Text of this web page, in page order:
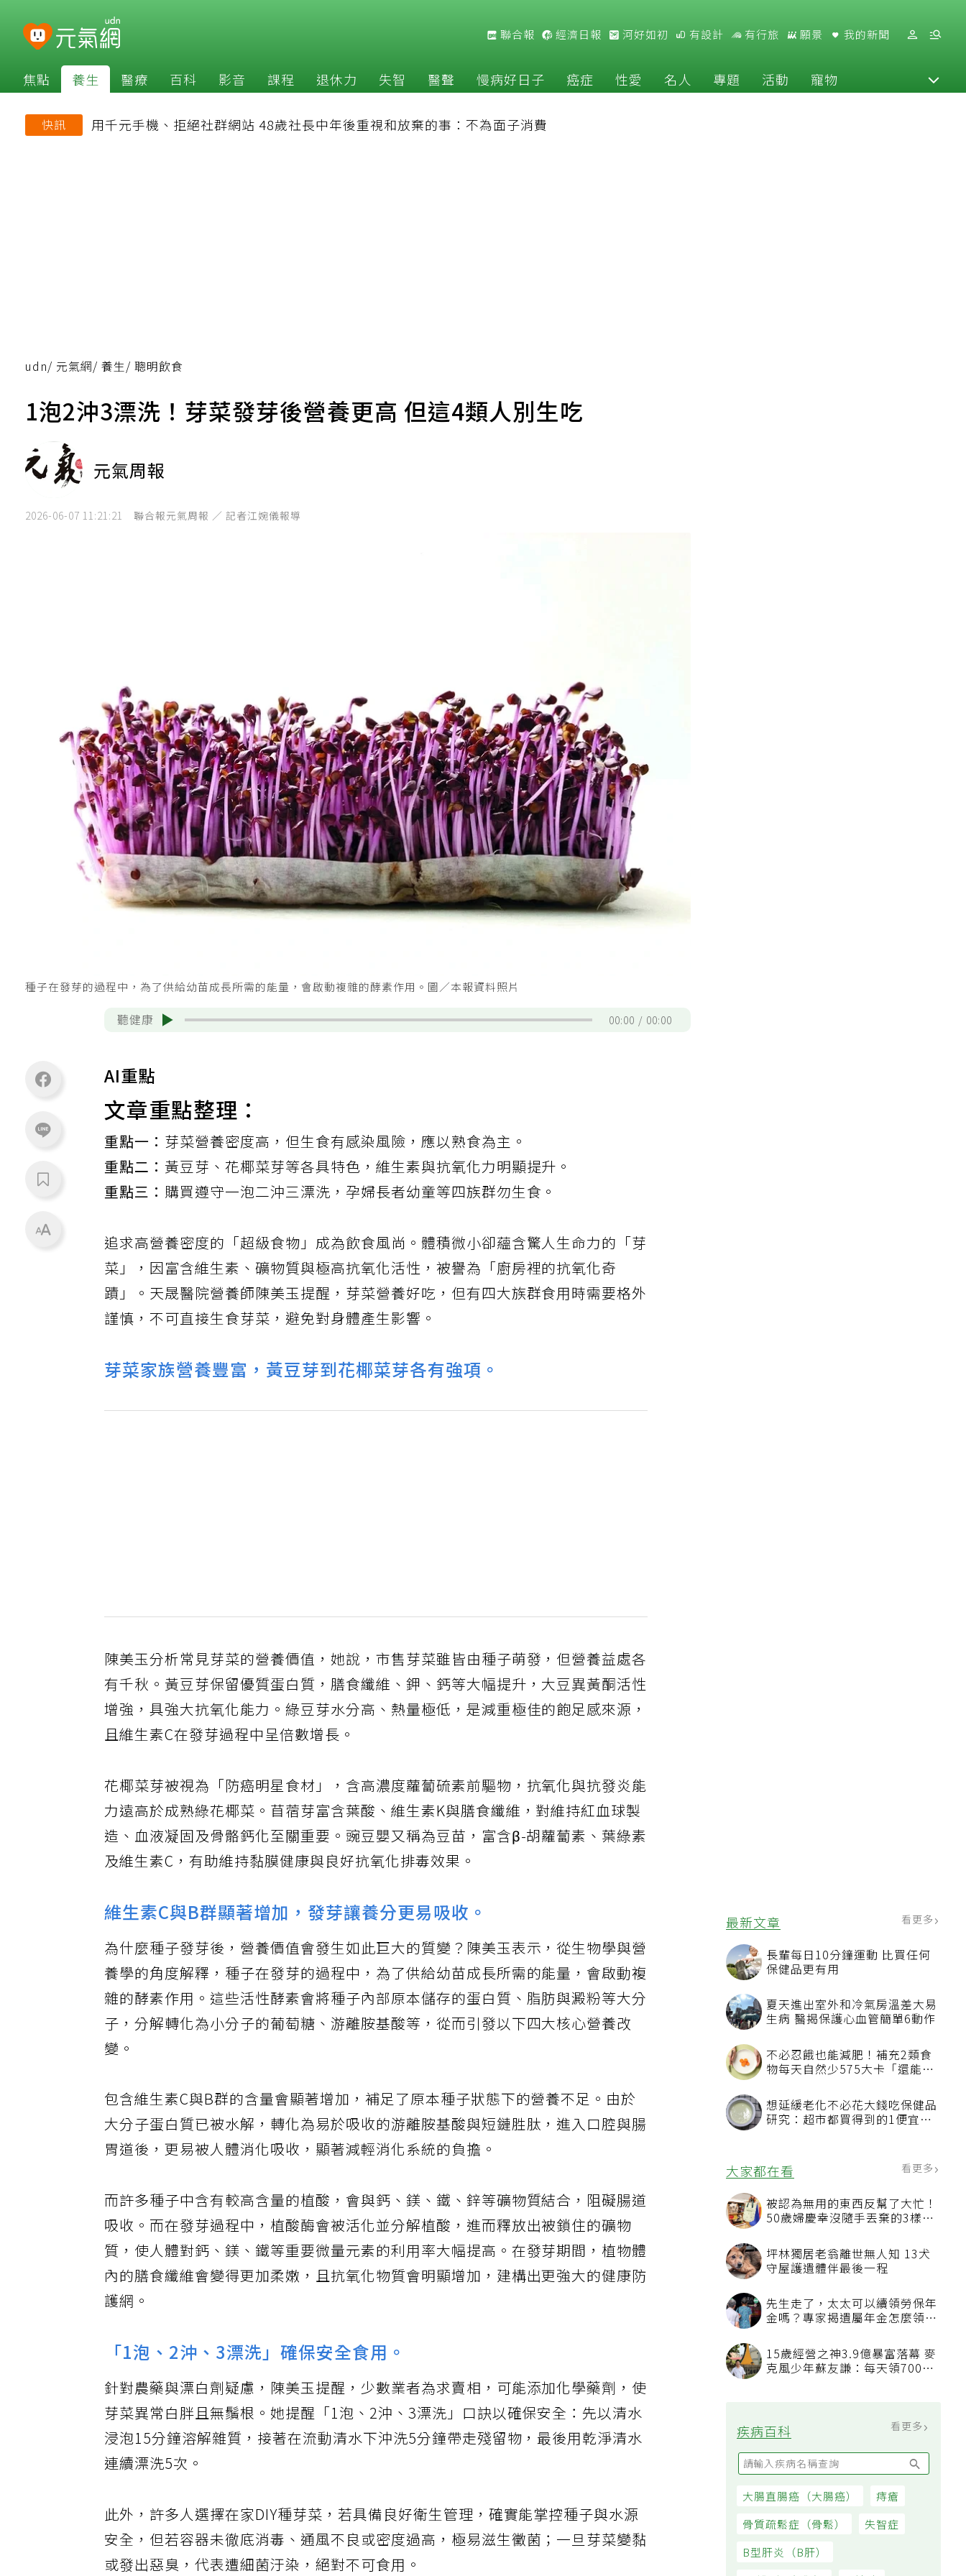
聯合報 經濟日報 河好如初 有設計 有行旅 願景 我的新聞
焦點 養生 醫療 百科 影音 課程 退休力 失智 醫聲 慢病好日子 癌症 性愛 名人 專題 活動 寵物
快訊 用千元手機、拒絕社群網站 48歲社長中年後重視和放棄的事：不為面子消費
最新文章 看更多
長輩每日10分鐘運動 比買任何
保健品更有用
夏天進出室外和冷氣房溫差大易
生病 醫揭保護心血管簡單6動作
不必忍餓也能減肥！補充2類食
物每天自然少575大卡「還能吃
想延緩老化不必花大錢吃保健品
研究：超市都買得到的1便宜食
大家都在看
被認為無用的東西反幫了大忙！
50歲婦慶幸沒隨手丟棄的3樣物
坪林獨居老翁離世無人知 13犬
守屋護遺體伴最後一程
先生走了，太太可以續領勞保年
看順位還要看資格
15歲經營之神3.9億暴富落幕 麥
疾病百科
udn/ 元氣網/ 養生/ 聰明飲食
1泡2沖3漂洗！芽菜發芽後營養更高 但這4類人別生吃
元氣周報
2026-06-07 11:21:21 聯合報元氣周報 ／ 記者江婉儀報導
種子在發芽的過程中，為了供給幼苗成長所需的能量，會啟動複雜的酵素作用。圖／本報資料照片
聽健康 00:00 00:00
AI重點
文章重點整理：
重點一： 芽菜營養密度高，但生食有感染風險，應以熟食為主。
重點二： 黃豆芽、花椰菜芽等各具特色，維生素與抗氧化力明顯提升。
重點三： 購買遵守一泡二沖三漂洗，孕婦長者幼童等四族群勿生食。
追求高營養密度的「超級食物」成為飲食風尚。體積微小卻蘊含驚人生命力的「芽
菜」，因富含維生素、礦物質與極高抗氧化活性，被譽為「廚房裡的抗氧化奇
蹟」。天晟醫院營養師陳美玉提醒，芽菜營養好吃，但有四大族群食用時需要格外
謹慎，不可直接生食芽菜，避免對身體產生影響。
芽菜家族營養豐富，黃豆芽到花椰菜芽各有強項。
陳美玉分析常見芽菜的營養價值，她說，市售芽菜雖皆由種子萌發，但營養益處各
有千秋。黃豆芽保留優質蛋白質，膳食纖維、鉀、鈣等大幅提升，大豆異黃酮活性
增強，具強大抗氧化能力。綠豆芽水分高、熱量極低，是減重極佳的飽足感來源，
且維生素C在發芽過程中呈倍數增長。
花椰菜芽被視為「防癌明星食材」，含高濃度蘿蔔硫素前驅物，抗氧化與抗發炎能
力遠高於成熟綠花椰菜。苜蓿芽富含葉酸、維生素K與膳食纖維，對維持紅血球製
造、血液凝固及骨骼鈣化至關重要。豌豆嬰又稱為豆苗，富含β-胡蘿蔔素、葉綠素
及維生素C，有助維持黏膜健康與良好抗氧化排毒效果。
維生素C與B群顯著增加，發芽讓養分更易吸收。
為什麼種子發芽後，營養價值會發生如此巨大的質變？陳美玉表示，從生物學與營
養學的角度解釋，種子在發芽的過程中，為了供給幼苗成長所需的能量，會啟動複
雜的酵素作用。這些活性酵素會將種子內部原本儲存的蛋白質、脂肪與澱粉等大分
子，分解轉化為小分子的葡萄糖、游離胺基酸等，從而引發以下四大核心營養改
變。
包含維生素C與B群的含量會顯著增加，補足了原本種子狀態下的營養不足。由於
大分子蛋白質已被水解，轉化為易於吸收的游離胺基酸與短鏈胜肽，進入口腔與腸
胃道後，更易被人體消化吸收，顯著減輕消化系統的負擔。
而許多種子中含有較高含量的植酸，會與鈣、鎂、鐵、鋅等礦物質結合，阻礙腸道
吸收。而在發芽過程中，植酸酶會被活化並分解植酸，進而釋放出被鎖住的礦物
質，使人體對鈣、鎂、鐵等重要微量元素的利用率大幅提高。在發芽期間，植物體
內的膳食纖維會變得更加柔嫩，且抗氧化物質會明顯增加，建構出更強大的健康防
護網。
「1泡、2沖、3漂洗」確保安全食用。
針對農藥與漂白劑疑慮，陳美玉提醒，少數業者為求賣相，可能添加化學藥劑，使
芽菜異常白胖且無鬚根。她提醒「1泡、2沖、3漂洗」口訣以確保安全：先以清水
浸泡15分鐘溶解雜質，接著在流動清水下沖洗5分鐘帶走殘留物，最後用乾淨清水
連續漂洗5次。
此外，許多人選擇在家DIY種芽菜，若具備良好衛生管理，確實能掌控種子與水源
安全，但若容器未徹底消毒、通風不良或密度過高，極易滋生黴菌；一旦芽菜變黏